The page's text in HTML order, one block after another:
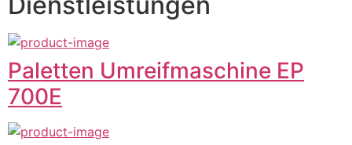
Paletten Umreifmaschine EP
700E